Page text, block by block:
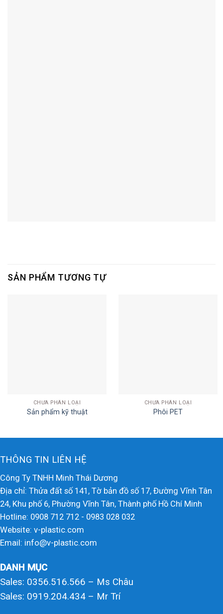
SẢN PHẨM TƯƠNG TỰ
CHƯA PHÂN LOẠI
Sản phẩm kỹ thuật
CHƯA PHÂN LOẠI
Phôi PET
THÔNG TIN LIÊN HỆ
Công Ty TNHH Minh Thái Dương
Địa chỉ: Thửa đất số 141, Tờ bản đồ số 17, Đường Vĩnh Tân
24, Khu phố 6, Phường Vĩnh Tân, Thành phố Hồ Chí Minh
Hotline: 0908 712 712 - 0983 028 032
Website: v-plastic.com
Email: info@v-plastic.com
DANH MỤC
Sales: 0356.516.566 – Ms Châu
Sales: 0919.204.434 – Mr Trí